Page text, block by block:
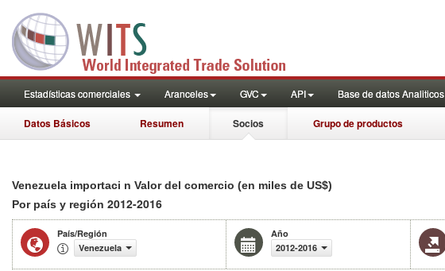
Estadísticas comerciales Aranceles GVC API Base de datos Analiticos
Datos Básicos Resumen Socios Grupo de productos
Venezuela importaci n Valor del comercio (en miles de US$)
Por país y región 2012-2016
País/Región
Venezuela
Año
2012-2016